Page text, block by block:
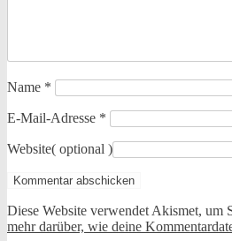
Name *
E-Mail-Adresse *
Website( optional )
Diese Website verwendet Akismet, um
mehr darüber, wie deine